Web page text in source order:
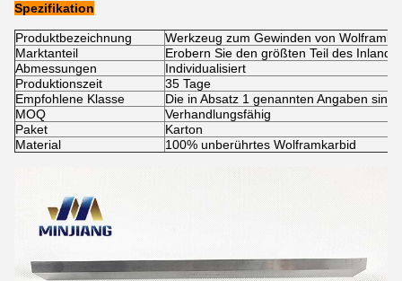
Spezifikation
Produktbezeichnung
Werkzeug zum Gewinden von
Marktanteil
Erobern Sie den größten Teil des
Abmessungen
Individualisiert
Produktionszeit
35 Tage
Empfohlene Klasse
Die in Absatz 1 genannten Angaben sind
MOQ
Verhandlungsfähig
Paket
Karton
Material
100% unberührtes Wolframkarbid